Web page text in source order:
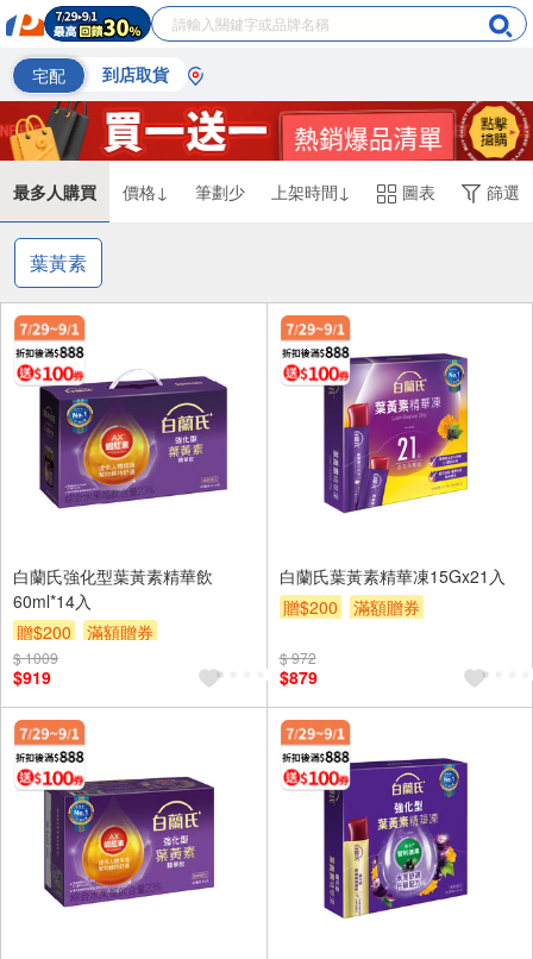
宅配 到店取貨
最多人購買 價格↓ 筆劃少 上架時間↓ 圖表 篩選
葉黃素
白蘭氏強化型葉黃素精華飲
60ml*14入
贈$200
滿額贈券
$ 1009
$919
白蘭氏葉黃素精華凍15Gx21入
贈$200
滿額贈券
$ 972
$879